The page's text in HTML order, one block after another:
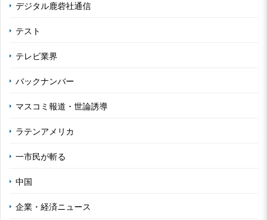
デジタル鹿砦社通信
テスト
テレビ業界
バックナンバー
マスコミ報道・世論誘導
ラテンアメリカ
一市民が斬る
中国
企業・経済ニュース